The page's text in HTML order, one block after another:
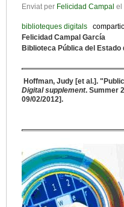
Enviat per Felicidad Campal el
biblioteques digitals
Felicidad Campal García
Biblioteca Pública del Estado
Hoffman, Judy [et al.].
Digital supplement. Summer
09/02/2012].